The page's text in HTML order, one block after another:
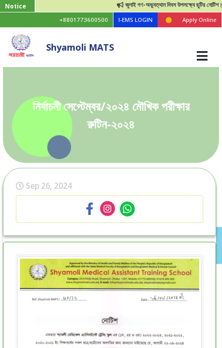
Notice জুলাই গণ-অভ্যুত্থান দিবস উপলক্ষ্যে ছুটির নোটিশ।
+8801773600500 I-EMS LOGIN Apply Online
Shyamoli MATS
নির্বাচনী সেপ্টেম্বর/২০২৪ মৌখিক পরীক্ষার
রুটিন-২০২৪
Sep 26, 2024